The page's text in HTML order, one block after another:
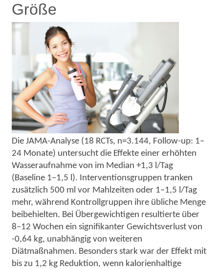
Größe
Die JAMA-Analyse (18 RCTs, n=3.144, Follow-up: 1–
24 Monate) untersucht die Effekte einer erhöhten
Wasseraufnahme von im Median +1,3 l/Tag
(Baseline 1–1,5 l). Interventionsgruppen tranken
zusätzlich 500 ml vor Mahlzeiten oder 1–1,5 l/Tag
mehr, während Kontrollgruppen ihre übliche Menge
beibehielten. Bei Übergewichtigen resultierte über
8–12 Wochen ein signifikanter Gewichtsverlust von
-0,64 kg, unabhängig von weiteren
Diätmaßnahmen. Besonders stark war der Effekt mit
bis zu 1,2 kg Reduktion, wenn kalorienhaltige